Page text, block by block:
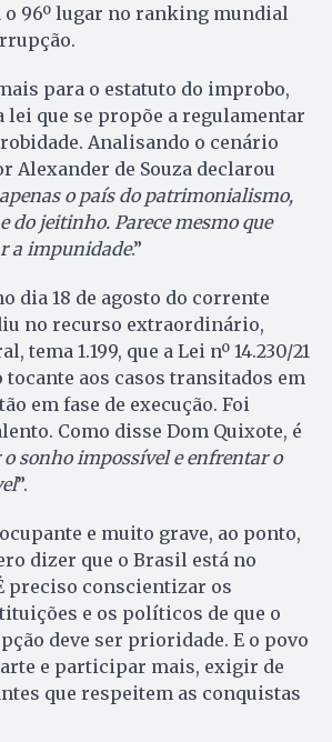
o 96º lugar no ranking mundial
para o estatuto do improbo,
lei que se propõe a regulamentar
Analisando o cenário
Alexander de Souza declarou
o país do patrimonialismo,
do jeitinho. Parece mesmo que
a impunidade.”
dia 18 de agosto do corrente
no recurso extraordinário,
tema 1.199, que a Lei nº 14.230/21
aos casos transitados em
em fase de execução. Foi
Como disse Dom Quixote, é
sonho impossível e enfrentar o
”.
e muito grave, ao ponto,
dizer que o Brasil está no
preciso conscientizar os
e os políticos de que o
deve ser prioridade. E o povo
e participar mais, exigir de
que respeitem as conquistas